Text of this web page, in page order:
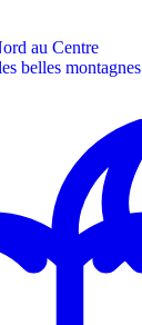
au Centre
belles montagnes